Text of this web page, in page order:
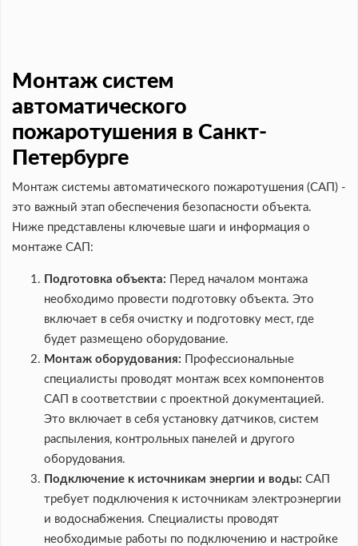
Монтаж систем
автоматического
пожаротушения в Санкт-
Петербурге
Монтаж системы автоматического пожаротушения (САП) -
это важный этап обеспечения безопасности объекта.
Ниже представлены ключевые шаги и информация о
монтаже САП:
Подготовка объекта: Перед началом монтажа
необходимо провести подготовку объекта. Это
включает в себя очистку и подготовку мест, где
будет размещено оборудование.
Монтаж оборудования: Профессиональные
специалисты проводят монтаж всех компонентов
САП в соответствии с проектной документацией.
Это включает в себя установку датчиков, систем
распыления, контрольных панелей и другого
оборудования.
Подключение к источникам энергии и воды: САП
требует подключения к источникам электроэнергии
и водоснабжения. Специалисты проводят
необходимые работы по подключению и настройке